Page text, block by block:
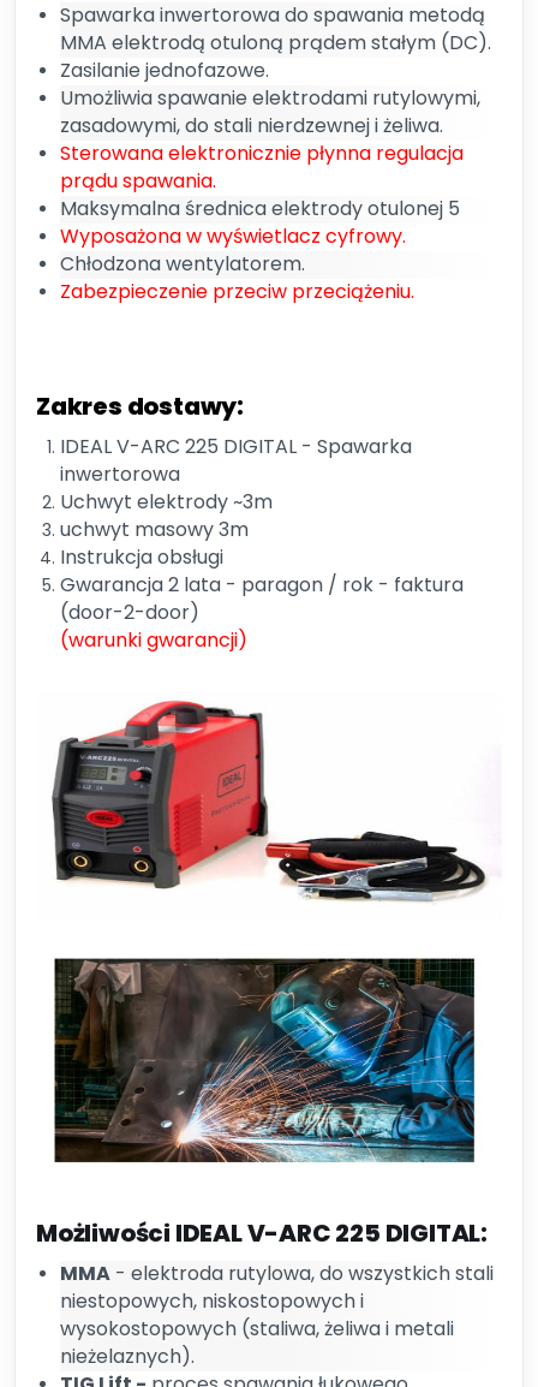
Spawarka inwertorowa do spawania metodą
MMA elektrodą otuloną prądem stałym (DC).
Zasilanie jednofazowe.
Umożliwia spawanie elektrodami rutylowymi,
zasadowymi, do stali nierdzewnej i żeliwa.
Sterowana elektronicznie płynna regulacja
prądu spawania.
Maksymalna średnica elektrody otulonej 5
Wyposażona w wyświetlacz cyfrowy.
Chłodzona wentylatorem.
Zabezpieczenie przeciw przeciążeniu.
Zakres dostawy:
IDEAL V-ARC 225 DIGITAL - Spawarka
inwertorowa
Uchwyt elektrody ~3m
uchwyt masowy 3m
Instrukcja obsługi
Gwarancja 2 lata - paragon / rok - faktura
(door-2-door)
(warunki gwarancji)
Możliwości IDEAL V-ARC 225 DIGITAL:
MMA - elektroda rutylowa, do wszystkich stali
niestopowych, niskostopowych i
wysokostopowych (staliwa, żeliwa i metali
nieżelaznych).